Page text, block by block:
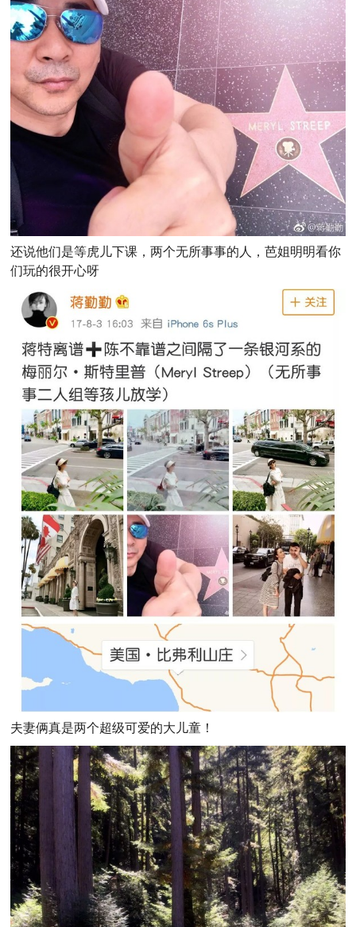
还说他们是等虎儿下课，两个无所事事的人，芭姐明明看你
们玩的很开心呀
夫妻俩真是两个超级可爱的大儿童！